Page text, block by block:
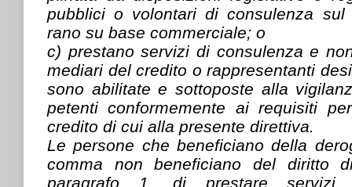
pubblici o volontari di consulenza
rano su base commerciale; o
c) prestano servizi di consulenza e
mediari del credito o rappresentanti
sono abilitate e sottoposte alla
petenti conformemente ai requisiti
credito di cui alla presente direttiva.
Le persone che beneficiano della
comma non beneficiano del diritto
paragrafo 1, di prestare servizi